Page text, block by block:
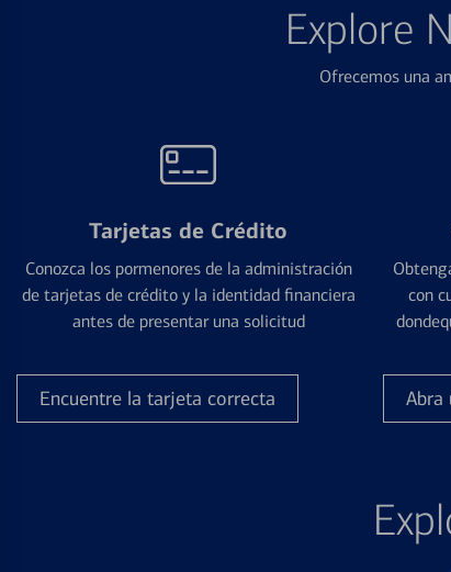
Explore
Ofrecemos una
Tarjetas de Crédito
Conozca los pormenores de la administración
de tarjetas de crédito y la identidad financiera
antes de presentar una solicitud
Encuentre la tarjeta correcta
con
Abra